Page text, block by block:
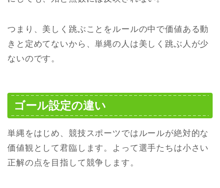
つまり、美しく跳ぶことをルールの中で価値ある動
きと定めてないから、単縄の人は美しく跳ぶ人が少
ないのです。
ゴール設定の違い
単縄をはじめ、競技スポーツではルールが絶対的な
価値観として君臨します。よって選手たちは小さい
正解の点を目指して競争します。